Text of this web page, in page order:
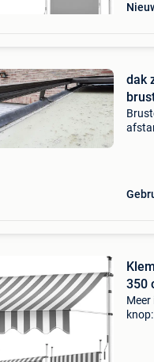
dak
350